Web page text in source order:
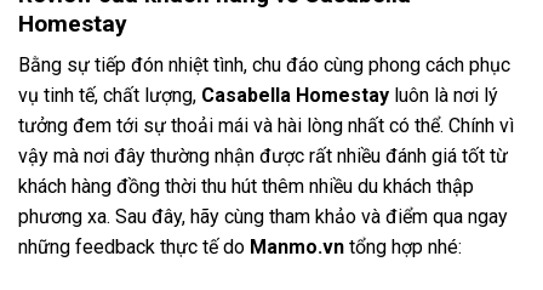
Homestay
Bằng sự tiếp đón nhiệt tình, chu đáo cùng phong cách phục
vụ tinh tế, chất lượng, Casabella Homestay luôn là nơi lý
tưởng đem tới sự thoải mái và hài lòng nhất có thể. Chính vì
vậy mà nơi đây thường nhận được rất nhiều đánh giá tốt từ
khách hàng đồng thời thu hút thêm nhiều du khách thập
phương xa. Sau đây, hãy cùng tham khảo và điểm qua ngay
những feedback thực tế do Manmo.vn tổng hợp nhé: